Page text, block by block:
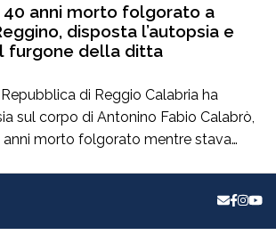
anni morto folgorato a
disposta l’autopsia e
furgone della ditta
di Reggio Calabria ha
sul corpo di Antonino Fabio Calabrò,
anni morto folgorato mentre stava
coordinate dalla Procura guidata
sono affidate ai carabinieri, che
anche al sequestro del furgone della